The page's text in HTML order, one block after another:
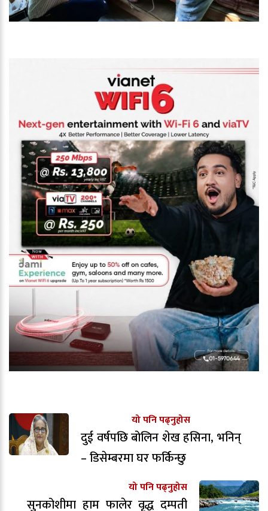
यो पनि पढ्नुहोस
दुई वर्षपछि बोलिन शेख हसिना, भनिन्
– डिसेम्बरमा घर फर्किन्छु
यो पनि पढ्नुहोस
सुनकोशीमा हाम फालेर वृद्ध दम्पती